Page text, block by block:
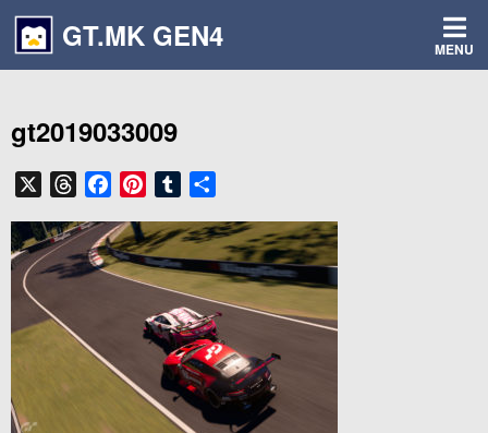
へ
プ
GT.MK GEN4 MENU
gt2019033009
r
e
s
c
e
k
n
t
e
r
e
t
m
b
l
r